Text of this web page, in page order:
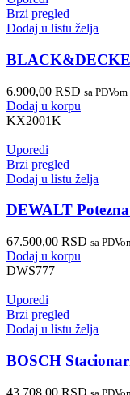
Brzi pregled
Dodaj u listu želja
6.900,00 RSD sa PDVom
Dodaj u korpu
KX2001K
Uporedi
Brzi pregled
Dodaj u listu želja
DEWALT
67.500,00 RSD sa
Dodaj u korpu
DWS777
Uporedi
Brzi pregled
Dodaj u listu želja
BOSCH
43.708,00 RSD